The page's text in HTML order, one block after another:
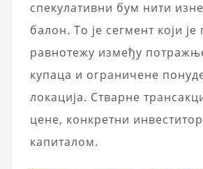
спекулативни бум нити
балон. То је сегмент који
равнотежу између
купаца и ограничене
локација. Стварне
цене, конкретни
капиталом.